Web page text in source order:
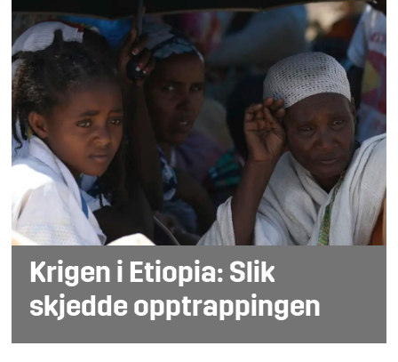
Krigen i Etiopia: Slik
skjedde opptrappingen